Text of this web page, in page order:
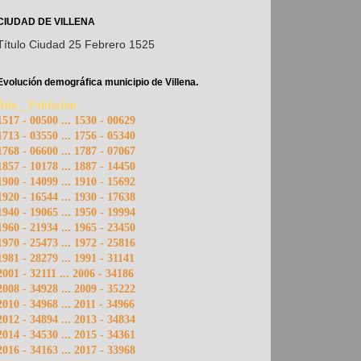
DE VILLENA
Ciudad 25 Febrero 1525
demográfica municipio de Villena.
- 00500 ... 1530 - 00629
- 03550 ... 1756 - 05340
- 06600 ... 1787 - 07067
- 10178 ... 1887 - 14450
- 14099 ... 1910 - 15692
- 16544 ... 1930 - 17638
- 19065 ... 1950 - 19994
- 21934 ... 1965 - 23450
- 25473 ... 1972 - 25816
- 28279 ... 1991 - 31141
- 32111 ... 2006 - 34186
- 34928 ... 2009 - 35222
- 34968 ... 2011 - 34966
- 34894 ... 2013 - 34834
- 34530 ... 2015 - 34361
- 34163 ... 2017 - 33968